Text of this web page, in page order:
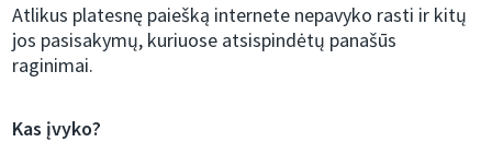
Atlikus platesnę paiešką internete nepavyko rasti ir kitų
jos pasisakymų, kuriuose atsispindėtų panašūs
raginimai.
Kas įvyko?